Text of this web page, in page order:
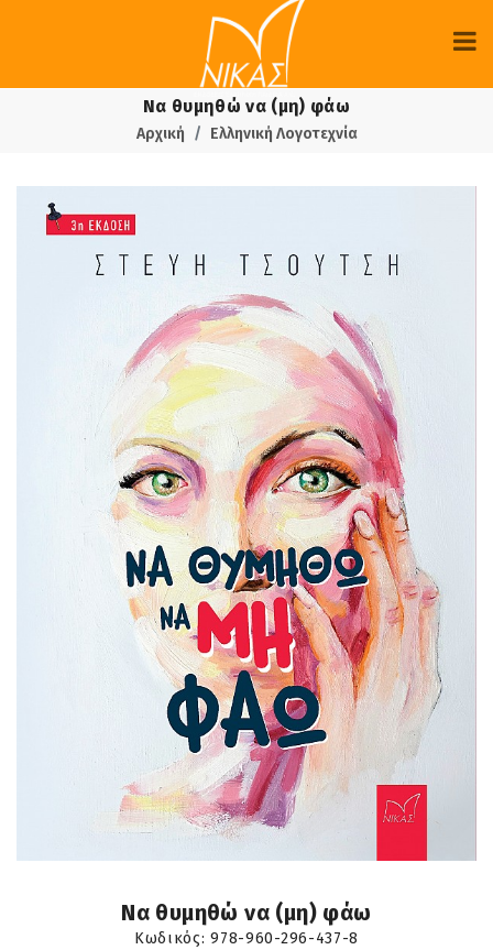
Να θυμηθώ να (μη) φάω
Αρχική Ελληνική Λογοτεχνία
Να θυμηθώ να (μη) φάω
Κωδικός:978-960-296-437-8